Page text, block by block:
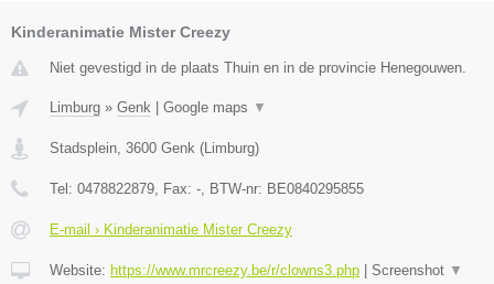
Kinderanimatie Mister Creezy
Niet gevestigd in de plaats Thuin en in de provincie Henegouwen.
Limburg » Genk Google maps ▼
Stadsplein, 3600 Genk (Limburg)
Tel: 0478822879, Fax: -, BTW-nr: BE0840295855
E-mail › Kinderanimatie Mister Creezy
Website: https://www.mrcreezy.be/r/clowns3.php Screenshot ▼